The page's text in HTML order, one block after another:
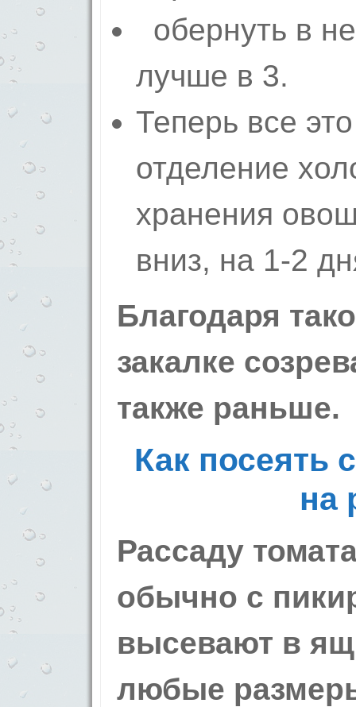
обернуть в
лучше в 3.
Теперь все
отделение
хранения
вниз, на 1-2
Благодаря
закалке
также раньше.
Как посеять
на
Рассаду
обычно с
высевают в
любые